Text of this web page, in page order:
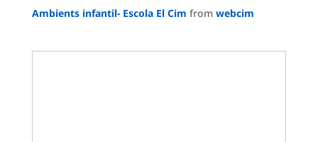
Ambients infantil- Escola El Cim from webcim